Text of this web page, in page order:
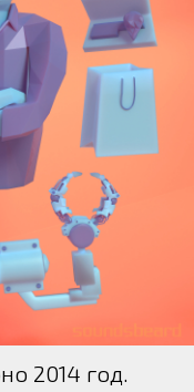
2014 год.